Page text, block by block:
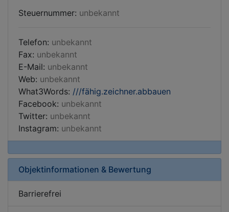
Steuernummer: unbekannt
Telefon: unbekannt
Fax: unbekannt
E-Mail: unbekannt
Web: unbekannt
What3Words: ///fähig.zeichner.abbauen
Facebook: unbekannt
Twitter: unbekannt
Instagram: unbekannt
Objektinformationen & Bewertung
Barrierefrei